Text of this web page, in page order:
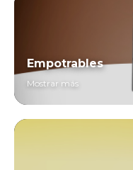
Empotrables
Mostrar más